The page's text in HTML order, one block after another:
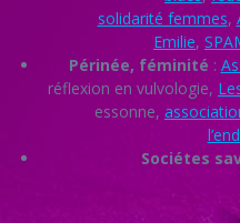
solidarité femmes,
Emilie,
Périnée, féminité :
réflexion en vulvologie,
essonne,
Sociétes